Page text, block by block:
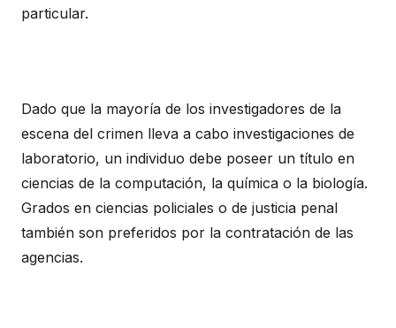
particular.
Dado que la mayoría de los investigadores de la
escena del crimen lleva a cabo investigaciones de
laboratorio, un individuo debe poseer un título en
ciencias de la computación, la química o la biología.
Grados en ciencias policiales o de justicia penal
también son preferidos por la contratación de las
agencias.